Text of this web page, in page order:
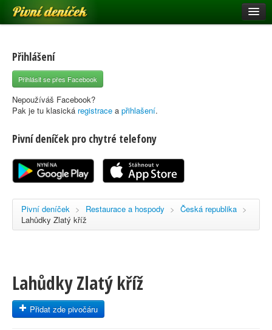
Pivní deníček
Pivní mapa
Pivní značky
Nápověda
Registrace
Přihlášení
Přihlásit se přes Facebook
Nepoužíváš Facebook?
Pak je tu klasická registrace a přihlašení.
Pivní deníček pro chytré telefony
Pivní deníček > Restaurace a hospody > Česká republika >
Lahůdky Zlatý kříž
Lahůdky Zlatý kříž
Přidat zde pivočáru